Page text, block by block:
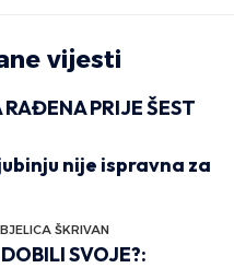
vijesti
PRIJE ŠEST
nije ispravna za
ŠKRIVAN
SVOJE?: